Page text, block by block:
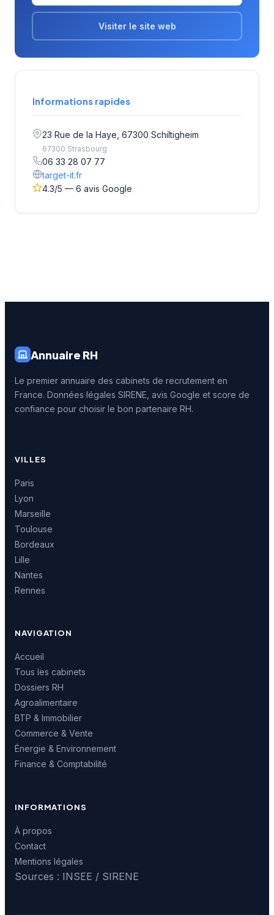
Visiter le site web
Informations rapides
23 Rue de la Haye, 67300 Schiltigheim
67300 Strasbourg
06 33 28 07 77
target-it.fr
4.3/5 — 6 avis Google
Annuaire RH
Le premier annuaire des cabinets de recrutement en
France. Données légales SIRENE, avis Google et score de
confiance pour choisir le bon partenaire RH.
VILLES
Paris
Lyon
Marseille
Toulouse
Bordeaux
Lille
Nantes
Rennes
NAVIGATION
Accueil
Tous les cabinets
Dossiers RH
Agroalimentaire
BTP & Immobilier
Commerce & Vente
Énergie & Environnement
Finance & Comptabilité
INFORMATIONS
À propos
Contact
Mentions légales
Sources : INSEE / SIRENE